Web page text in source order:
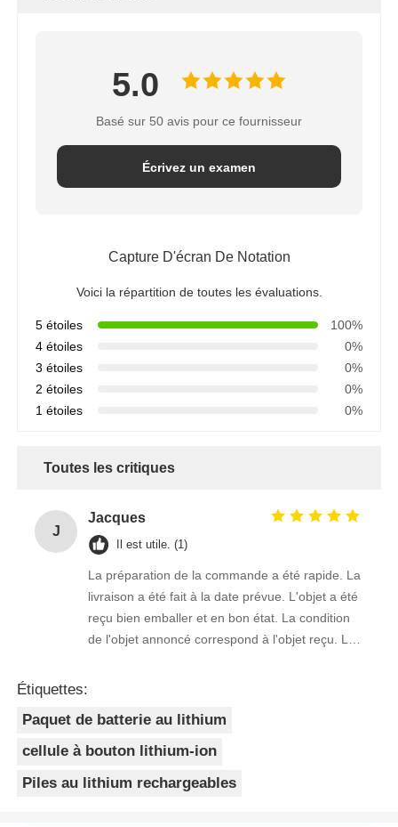
5.0
Basé sur 50 avis pour ce fournisseur
Écrivez un examen
Capture D'écran De Notation
Voici la répartition de toutes les évaluations.
5 étoiles
100%
4 étoiles
0%
3 étoiles
0%
2 étoiles
0%
1 étoiles
0%
Toutes les critiques
J
Jacques
Il est utile. (1)
La préparation de la commande a été rapide. La
livraison a été fait à la date prévue. L'objet a été
reçu bien emballer et en bon état. La condition
de l'objet annoncé correspond à l'objet reçu. Le
Étiquettes:
Paquet de batterie au lithium
cellule à bouton lithium-ion
Piles au lithium rechargeables